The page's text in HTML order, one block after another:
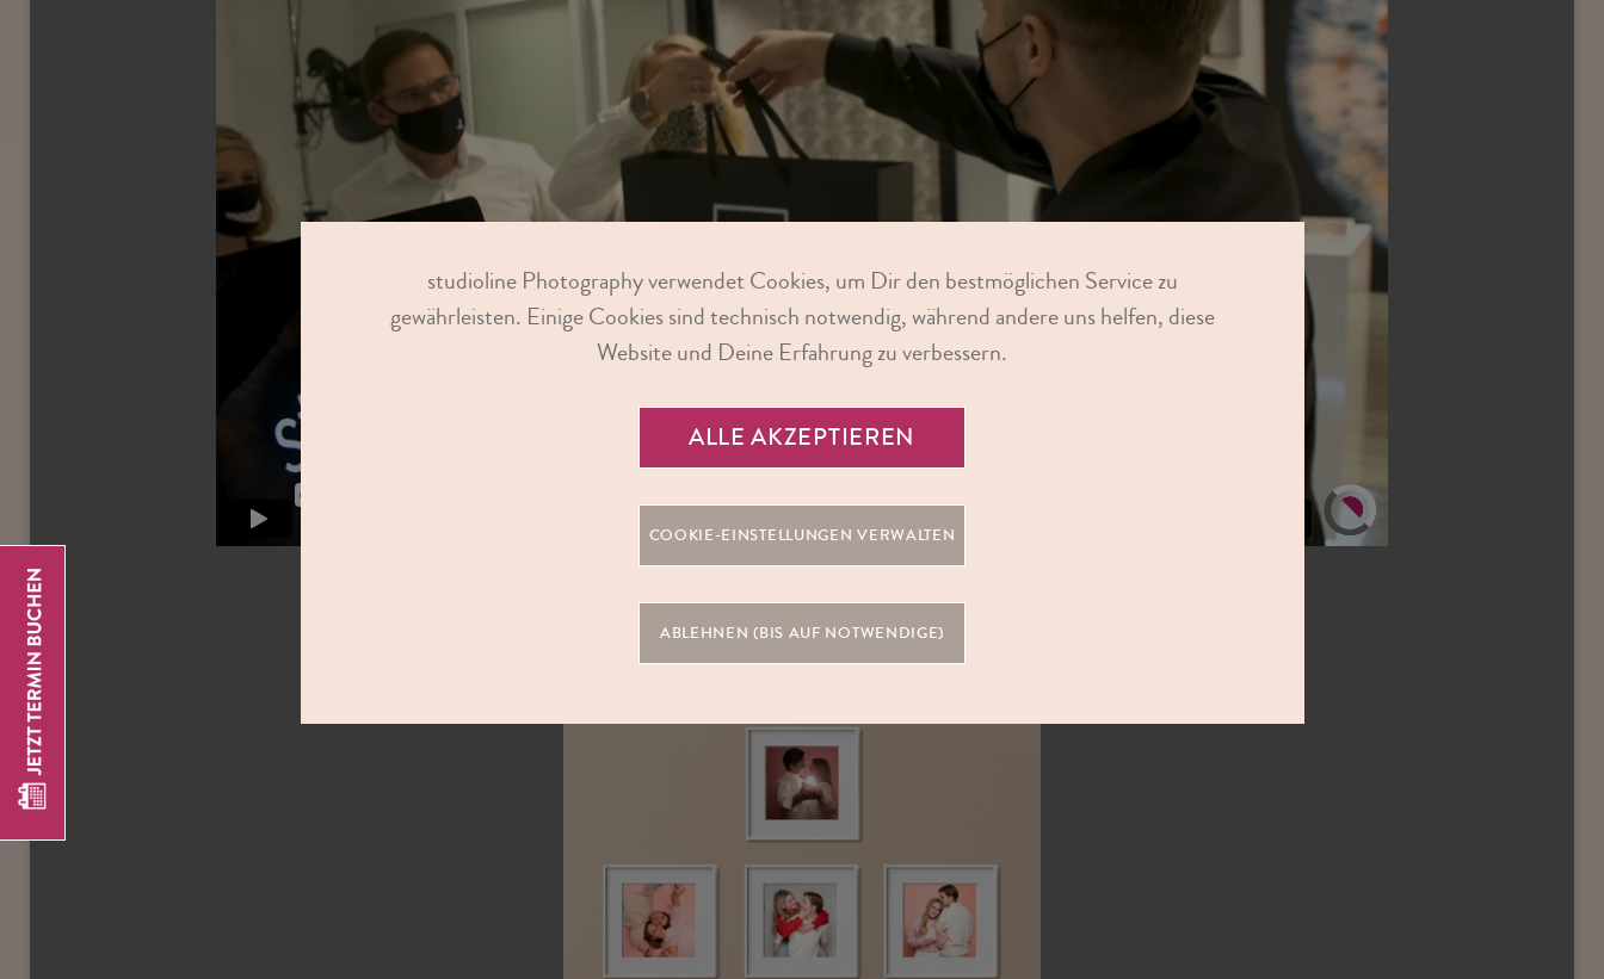
Hallo Miriam!
studioline Photography verwendet Cookies, um Dir den bestmöglichen Service zu
gewährleisten. Einige Cookies sind technisch notwendig, während andere uns helfen, diese
Website und Deine Erfahrung zu verbessern.
ALLE AKZEPTIEREN
COOKIE-EINSTELLUNGEN VERWALTEN
ABLEHNEN (BIS AUF NOTWENDIGE)